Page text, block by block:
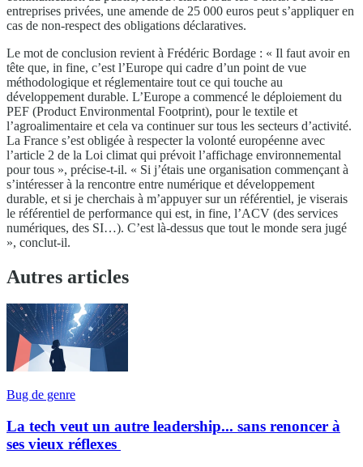
entreprises privées, une amende de 25 000 euros peut s’appliquer en
cas de non-respect des obligations déclaratives.
Le mot de conclusion revient à Frédéric Bordage : « Il faut avoir en
tête que, in fine, c’est l’Europe qui cadre d’un point de vue
méthodologique et réglementaire tout ce qui touche au
développement durable. L’Europe a commencé le déploiement du
PEF (Product Environmental Footprint), pour le textile et
l’agroalimentaire et cela va continuer sur tous les secteurs d’activité.
La France s’est obligée à respecter la volonté européenne avec
l’article 2 de la Loi climat qui prévoit l’affichage environnemental
pour tous », précise-t-il. « Si j’étais une organisation commençant à
s’intéresser à la rencontre entre numérique et développement
durable, et si je cherchais à m’appuyer sur un référentiel, je viserais
le référentiel de performance qui est, in fine, l’ACV (des services
numériques, des SI…). C’est là-dessus que tout le monde sera jugé
», conclut-il.
Autres articles
Bug de genre
La tech veut un autre leadership... sans renoncer à
ses vieux réflexes